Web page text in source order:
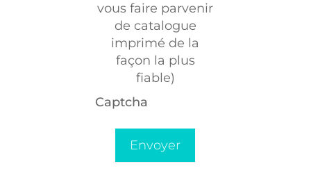
vous faire parvenir
de catalogue
imprimé de la
façon la plus
fiable)
Captcha
Envoyer